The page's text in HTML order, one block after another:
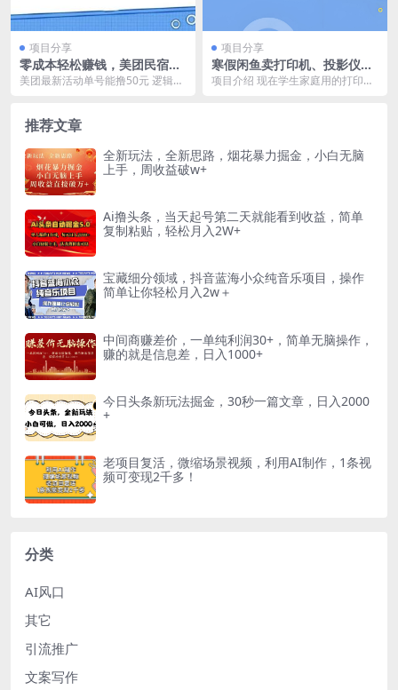
项目分享
零成本轻松赚钱，美团民宿体
验馆，单号一天50+
美团最新活动单号能撸50元 逻辑简
项目分享
寒假闲鱼卖打印机、投影仪，
一个产品产品实现月入过万
项目介绍 现在学生家庭用的打印机
推荐文章
全新玩法，全新思路，烟花暴力掘金，小白无脑
上手，周收益破w+
Ai撸头条，当天起号第二天就能看到收益，简单
复制粘贴，轻松月入2W+
宝藏细分领域，抖音蓝海小众纯音乐项目，操作
简单让你轻松月入2w＋
中间商赚差价，一单纯利润30+，简单无脑操作，
赚的就是信息差，日入1000+
今日头条新玩法掘金，30秒一篇文章，日入2000
+
老项目复活，微缩场景视频，利用AI制作，1条视
频可变现2千多！
分类
AI风口
其它
引流推广
文案写作